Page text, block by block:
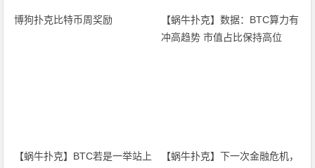
博狗扑克比特币周奖励
【蜗牛扑克】数据：BTC算力有
冲高趋势 市值占比保持高位
【蜗牛扑克】BTC若是一举站上
【蜗牛扑克】下一次金融危机，